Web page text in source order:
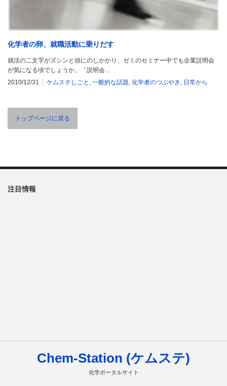
化学者の卵、就職活動に乗りだす
就活の二文字がズシンと頭にのしかかり、ゼミのセミナー中でも企業説明会
が気になる頃でしょうか。「説明会…
2010/12/31
ケムステしごと , 一般的な話題, 化学者のつぶやき , 日常から
トップページに戻る
注目情報
Chem-Station (ケムステ)
化学ポータルサイト